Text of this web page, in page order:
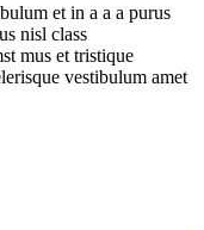
et in a a a purus
nisl class
mus et tristique
vestibulum amet